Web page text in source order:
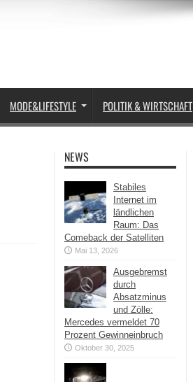
MODE&LIFESTYLE POLITIK & WIRTSCHAFT
NEWS
Stabiles
Internet im
ländlichen
Raum: Das
Comeback der Satelliten
Mai 13, 2026
Ausgebremst
durch
Absatzminus
und Zölle:
Mercedes vermeldet 70
Prozent Gewinneinbruch
Oktober 30, 2025